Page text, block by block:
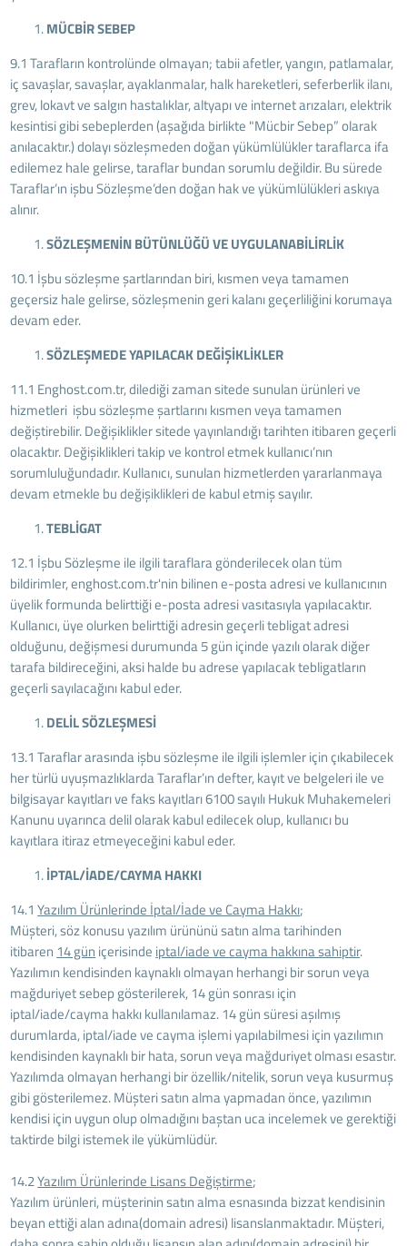
MÜCBİR SEBEP
9.1 Tarafların kontrolünde olmayan; tabii afetler, yangın, patlamalar,
iç savaşlar, savaşlar, ayaklanmalar, halk hareketleri, seferberlik ilanı,
grev, lokavt ve salgın hastalıklar, altyapı ve internet arızaları, elektrik
kesintisi gibi sebeplerden (aşağıda birlikte "Mücbir Sebep” olarak
anılacaktır.) dolayı sözleşmeden doğan yükümlülükler taraflarca ifa
edilemez hale gelirse, taraflar bundan sorumlu değildir. Bu sürede
Taraflar’ın işbu Sözleşme’den doğan hak ve yükümlülükleri askıya
alınır.
SÖZLEŞMENİN BÜTÜNLÜĞÜ VE UYGULANABİLİRLİK
10.1 İşbu sözleşme şartlarından biri, kısmen veya tamamen
geçersiz hale gelirse, sözleşmenin geri kalanı geçerliliğini korumaya
devam eder.
SÖZLEŞMEDE YAPILACAK DEĞİŞİKLİKLER
11.1 Enghost.com.tr, dilediği zaman sitede sunulan ürünleri ve
hizmetleri işbu sözleşme şartlarını kısmen veya tamamen
değiştirebilir. Değişiklikler sitede yayınlandığı tarihten itibaren geçerli
olacaktır. Değişiklikleri takip ve kontrol etmek kullanıcı’nın
sorumluluğundadır. Kullanıcı, sunulan hizmetlerden yararlanmaya
devam etmekle bu değişiklikleri de kabul etmiş sayılır.
TEBLİGAT
12.1 İşbu Sözleşme ile ilgili taraflara gönderilecek olan tüm
bildirimler, enghost.com.tr'nin bilinen e-posta adresi ve kullanıcının
üyelik formunda belirttiği e-posta adresi vasıtasıyla yapılacaktır.
Kullanıcı, üye olurken belirttiği adresin geçerli tebligat adresi
olduğunu, değişmesi durumunda 5 gün içinde yazılı olarak diğer
tarafa bildireceğini, aksi halde bu adrese yapılacak tebligatların
geçerli sayılacağını kabul eder.
DELİL SÖZLEŞMESİ
13.1 Taraflar arasında işbu sözleşme ile ilgili işlemler için çıkabilecek
her türlü uyuşmazlıklarda Taraflar’ın defter, kayıt ve belgeleri ile ve
bilgisayar kayıtları ve faks kayıtları 6100 sayılı Hukuk Muhakemeleri
Kanunu uyarınca delil olarak kabul edilecek olup, kullanıcı bu
kayıtlara itiraz etmeyeceğini kabul eder.
İPTAL/İADE/CAYMA HAKKI
14.1Yazılım Ürünlerinde İptal/İade ve Cayma Hakkı;
Müşteri, söz konusu yazılım ürününü satın alma tarihinden
itibaren 14 gün içerisinde iptal/iade ve cayma hakkına sahiptir.
Yazılımın kendisinden kaynaklı olmayan herhangi bir sorun veya
mağduriyet sebep gösterilerek, 14 gün sonrası için
iptal/iade/cayma hakkı kullanılamaz. 14 gün süresi aşılmış
durumlarda, iptal/iade ve cayma işlemi yapılabilmesi için yazılımın
kendisinden kaynaklı bir hata, sorun veya mağduriyet olması esastır.
Yazılımda olmayan herhangi bir özellik/nitelik, sorun veya kusurmuş
gibi gösterilemez. Müşteri satın alma yapmadan önce, yazılımın
kendisi için uygun olup olmadığını baştan uca incelemek ve gerektiği
taktirde bilgi istemek ile yükümlüdür.
14.2Yazılım Ürünlerinde Lisans Değiştirme;
Yazılım ürünleri, müşterinin satın alma esnasında bizzat kendisinin
beyan ettiği alan adına(domain adresi) lisanslanmaktadır. Müşteri,